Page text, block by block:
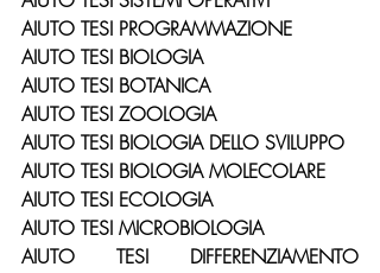
AIUTO TESI PROGRAMMAZIONE
AIUTO TESI BIOLOGIA
AIUTO TESI BOTANICA
AIUTO TESI ZOOLOGIA
AIUTO TESI BIOLOGIA DELLO SVILUPPO
AIUTO TESI BIOLOGIA MOLECOLARE
AIUTO TESI ECOLOGIA
AIUTO TESI MICROBIOLOGIA
AIUTO TESI DIFFERENZIAMENTO